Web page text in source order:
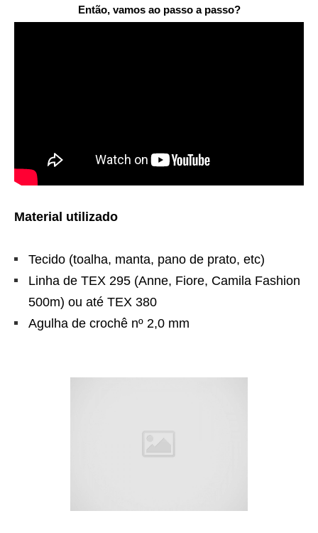
Então, vamos ao passo a passo?
Material utilizado
Tecido (toalha, manta, pano de prato, etc)
Linha de TEX 295 (Anne, Fiore, Camila Fashion
500m) ou até TEX 380
Agulha de crochê nº 2,0 mm